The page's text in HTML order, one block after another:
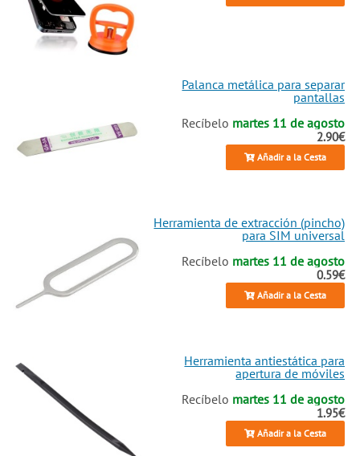
Palanca metálica para separar
pantallas
Recíbelo martes 11 de agosto
2.90€
Añadir a la Cesta
Herramienta de extracción (pincho)
para SIM universal
Recíbelo martes 11 de agosto
0.59€
Añadir a la Cesta
Herramienta antiestática para
apertura de móviles
Recíbelo martes 11 de agosto
1.95€
Añadir a la Cesta